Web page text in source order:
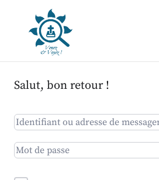
Salut, bon retour !